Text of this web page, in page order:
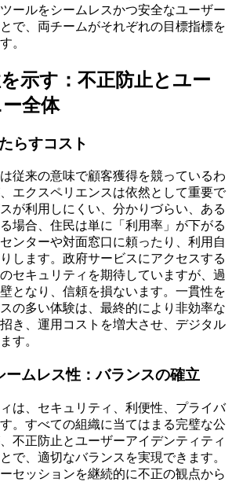
ールをシームレスかつ安全なユーザー
で、両チームがそれぞれの目標指標を
。
示す：不正防止とユー
全体
らすコスト
従来の意味で顧客獲得を競っているわ
エクスペリエンスは依然として重要で
が利用しにくい、分かりづらい、ある
場合、住民は単に「利用率」が下がる
ンターや対面窓口に頼ったり、利用自
します。政府サービスにアクセスする
セキュリティを期待していますが、過
となり、信頼を損ないます。一貫性を
の多い体験は、最終的により非効率な
き、運用コストを増大させ、デジタル
す。
ームレス性：バランスの確立
は、セキュリティ、利便性、プライバ
。すべての組織に当てはまる完璧な公
不正防止とユーザーアイデンティティ
で、適切なバランスを実現できます。
セッションを継続的に不正の観点から